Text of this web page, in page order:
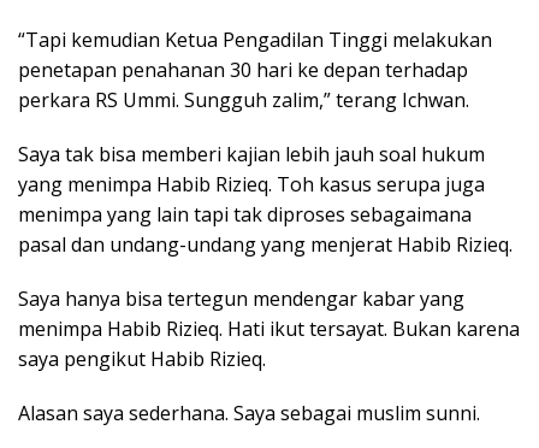
“Tapi kemudian Ketua Pengadilan Tinggi melakukan
penetapan penahanan 30 hari ke depan terhadap
perkara RS Ummi. Sungguh zalim,” terang Ichwan.
Saya tak bisa memberi kajian lebih jauh soal hukum
yang menimpa Habib Rizieq. Toh kasus serupa juga
menimpa yang lain tapi tak diproses sebagaimana
pasal dan undang-undang yang menjerat Habib Rizieq.
Saya hanya bisa tertegun mendengar kabar yang
menimpa Habib Rizieq. Hati ikut tersayat. Bukan karena
saya pengikut Habib Rizieq.
Alasan saya sederhana. Saya sebagai muslim sunni.